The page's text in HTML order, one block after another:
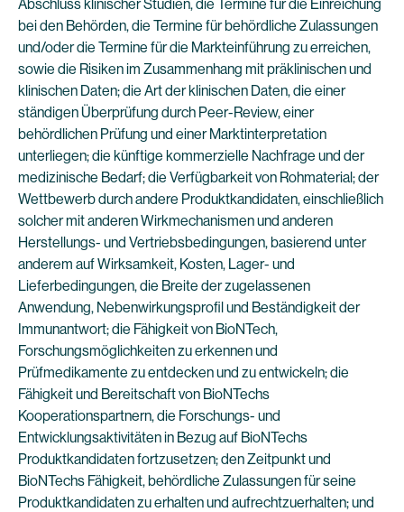
Abschluss klinischer Studien, die Termine für die Einreichung
bei den Behörden, die Termine für behördliche Zulassungen
und/oder die Termine für die Markteinführung zu erreichen,
sowie die Risiken im Zusammenhang mit präklinischen und
klinischen Daten; die Art der klinischen Daten, die einer
ständigen Überprüfung durch Peer-Review, einer
behördlichen Prüfung und einer Marktinterpretation
unterliegen; die künftige kommerzielle Nachfrage und der
medizinische Bedarf; die Verfügbarkeit von Rohmaterial; der
Wettbewerb durch andere Produktkandidaten, einschließlich
solcher mit anderen Wirkmechanismen und anderen
Herstellungs- und Vertriebsbedingungen, basierend unter
anderem auf Wirksamkeit, Kosten, Lager- und
Lieferbedingungen, die Breite der zugelassenen
Anwendung, Nebenwirkungsprofil und Beständigkeit der
Immunantwort; die Fähigkeit von BioNTech,
Forschungsmöglichkeiten zu erkennen und
Prüfmedikamente zu entdecken und zu entwickeln; die
Fähigkeit und Bereitschaft von BioNTechs
Kooperationspartnern, die Forschungs- und
Entwicklungsaktivitäten in Bezug auf BioNTechs
Produktkandidaten fortzusetzen; den Zeitpunkt und
BioNTechs Fähigkeit, behördliche Zulassungen für seine
Produktkandidaten zu erhalten und aufrechtzuerhalten; und